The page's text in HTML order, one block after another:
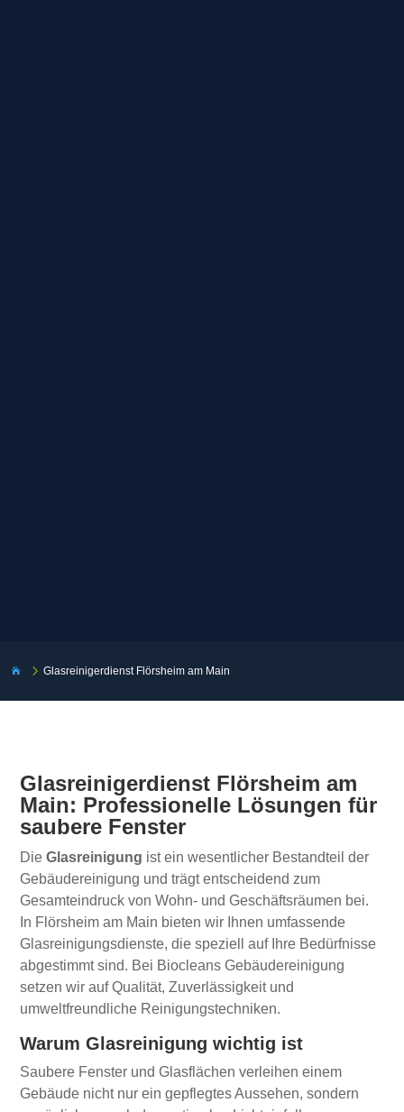
 5Glasreinigerdienst Flörsheim am Main
Glasreinigerdienst Flörsheim am
Main: Professionelle Lösungen für
saubere Fenster
DieGlasreinigung ist ein wesentlicher Bestandteil der
Gebäudereinigung und trägt entscheidend zum
Gesamteindruck von Wohn- und Geschäftsräumen bei.
In Flörsheim am Main bieten wir Ihnen umfassende
Glasreinigungsdienste, die speziell auf Ihre Bedürfnisse
abgestimmt sind. Bei Biocleans Gebäudereinigung
setzen wir auf Qualität, Zuverlässigkeit und
umweltfreundliche Reinigungstechniken.
Warum Glasreinigung wichtig ist
Saubere Fenster und Glasflächen verleihen einem
Gebäude nicht nur ein gepflegtes Aussehen, sondern